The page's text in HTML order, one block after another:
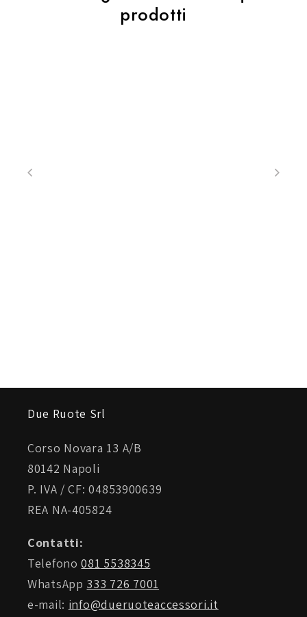
prodotti
Due Ruote Srl
Corso Novara 13 A/B
80142 Napoli
P. IVA / CF: 04853900639
REA NA-405824
Contatti:
Telefono081 5538345
WhatsApp 333 726 7001
e-mail: info@dueruoteaccessori.it